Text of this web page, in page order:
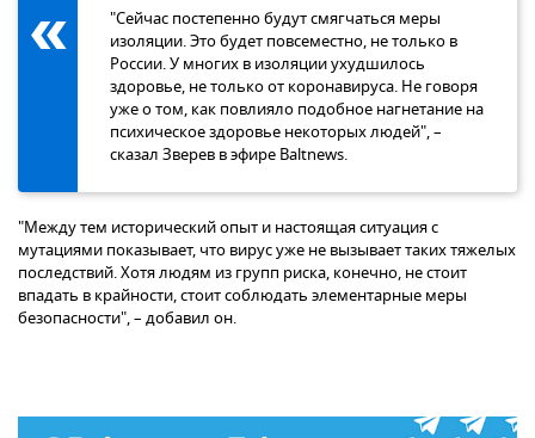
"Сейчас постепенно будут смягчаться меры
изоляции. Это будет повсеместно, не только в
России. У многих в изоляции ухудшилось
здоровье, не только от коронавируса. Не говоря
уже о том, как повлияло подобное нагнетание на
психическое здоровье некоторых людей", –
сказал Зверев в эфире Baltnews.
"Между тем исторический опыт и настоящая ситуация с
мутациями показывает, что вирус уже не вызывает таких тяжелых
последствий. Хотя людям из групп риска, конечно, не стоит
впадать в крайности, стоит соблюдать элементарные меры
безопасности", – добавил он.